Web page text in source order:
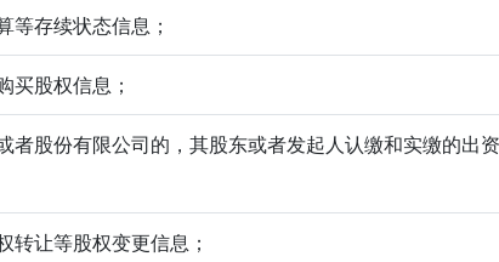
等存续状态信息；
买股权信息；
者股份有限公司的，其股东或者发起人认缴和实缴的出
转让等股权变更信息；